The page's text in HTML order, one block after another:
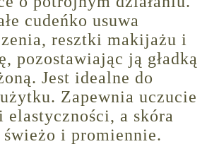
cudeńko usuwa
resztki makijażu i
pozostawiając ją gładką
Jest idealne do
Zapewnia uczucie
a skóra
i promiennie.